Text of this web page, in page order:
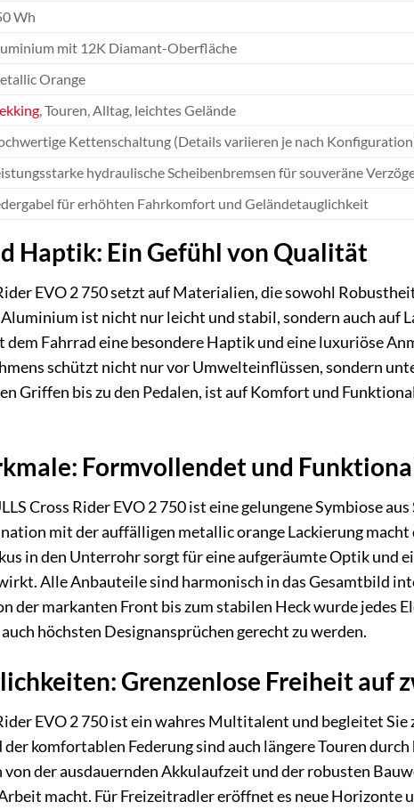
Wh
mit 12K Diamant-Oberfläche
Orange
, Touren, Alltag, leichtes Gelände
Kettenschaltung (Details variieren je nach
hydraulische Scheibenbremsen für souveräne
für erhöhten Fahrkomfort und Geländetauglichkeit
Haptik: Ein Gefühl von Qualität
EVO 2 750 setzt auf Materialien, die sowohl
ist nicht nur leicht und stabil, sondern auch auf
Fahrrad eine besondere Haptik und eine luxuriöse
schützt nicht nur vor Umwelteinflüssen, sondern
Griffen bis zu den Pedalen, ist auf Komfort und
Formvollendet und
Cross Rider EVO 2 750 ist eine gelungene Symbiose
mit der auffälligen metallic orange Lackierung
in den Unterrohr sorgt für eine aufgeräumte Optik und
Alle Anbauteile sind harmonisch in das Gesamtbild
der markanten Front bis zum stabilen Heck wurde jedes
höchsten Designansprüchen gerecht zu werden.
Grenzenlose Freiheit auf
EVO 2 750 ist ein wahres Multitalent und begleitet
komfortablen Federung sind auch längere Touren
der ausdauernden Akkulaufzeit und der robusten
macht. Für Freizeitradler eröffnet es neue Horizonte